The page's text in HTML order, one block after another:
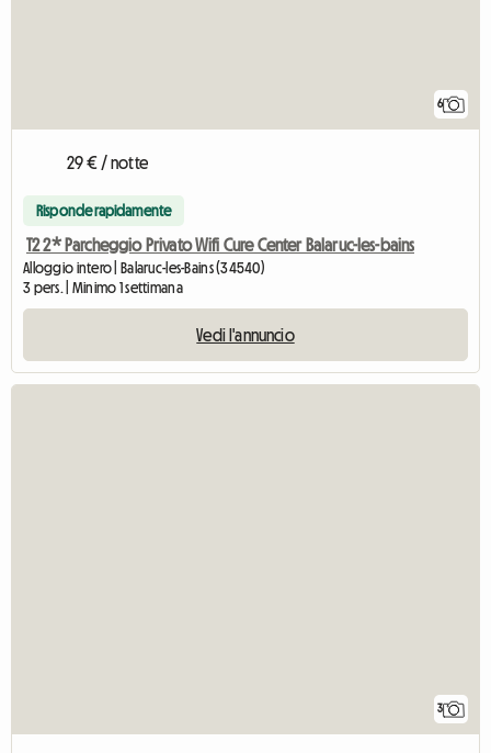
6
29 € / notte
Risponde rapidamente
T2 2* Parcheggio Privato Wifi Cure Center Balaruc-les-bains
Alloggio intero | Balaruc-les-Bains (34540)
3 pers. | Minimo 1 settimana
Vedi l'annuncio
3